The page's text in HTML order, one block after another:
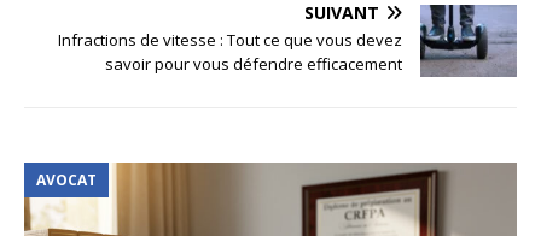
SUIVANT
Infractions de vitesse : Tout ce que vous devez
savoir pour vous défendre efficacement
AVOCAT